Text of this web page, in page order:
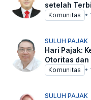
setelah
Komunitas •
SULUH PAJAK
Hari Pajak:
Otoritas
Komunitas •
SULUH PAJAK